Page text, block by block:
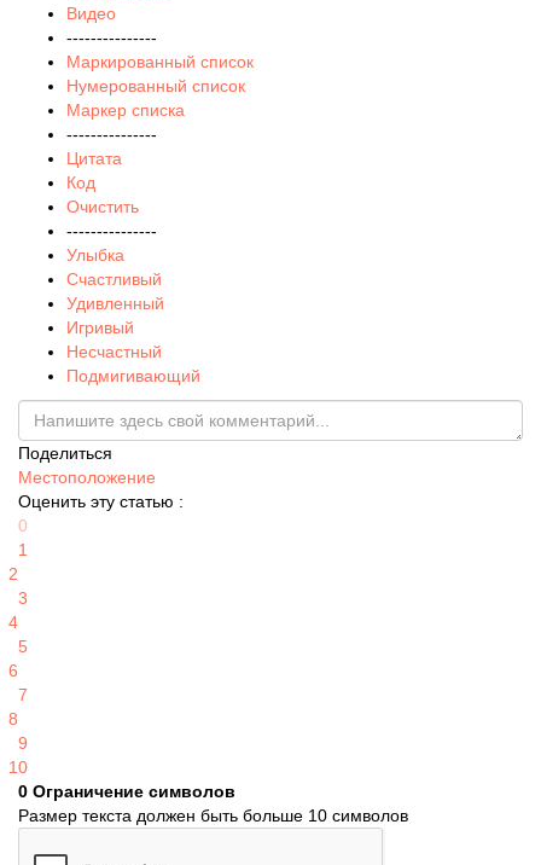
Видео
---------------
Маркированный список
Нумерованный список
Маркер списка
---------------
Цитата
Код
Очистить
---------------
Улыбка
Счастливый
Удивленный
Игривый
Несчастный
Подмигивающий
Поделиться
Местоположение
Оценить эту статью :
0
1
2
3
4
5
6
7
8
9
10
0 Ограничение символов
Размер текста должен быть больше 10 символов